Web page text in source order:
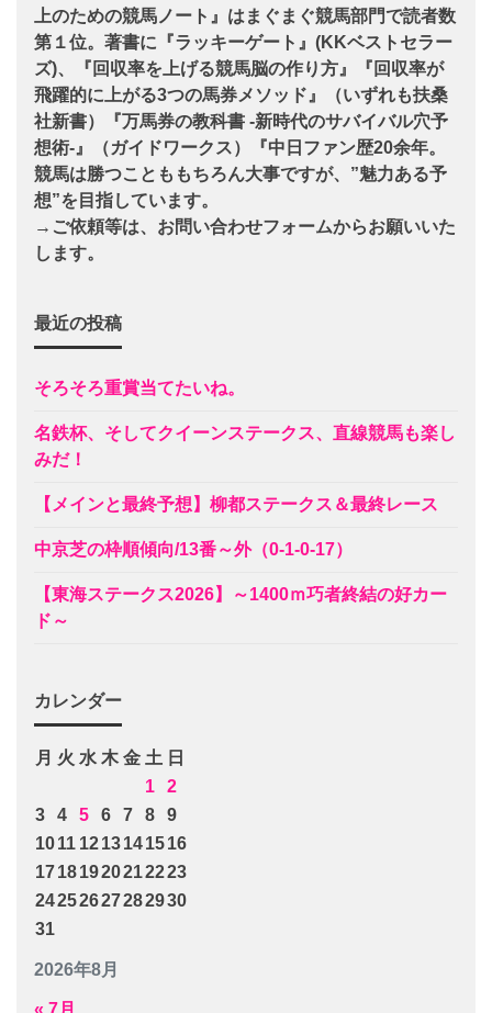
上のための競馬ノート』はまぐまぐ競馬部門で読者数
第１位。著書に『ラッキーゲート』(KKベストセラー
ズ)、『回収率を上げる競馬脳の作り方』『回収率が
飛躍的に上がる3つの馬券メソッド』（いずれも扶桑
社新書）『万馬券の教科書 -新時代のサバイバル穴予
想術-』（ガイドワークス）『中日ファン歴20余年。
競馬は勝つことももちろん大事ですが、”魅力ある予
想”を目指しています。
→ご依頼等は、お問い合わせフォームからお願いいた
します。
最近の投稿
そろそろ重賞当てたいね。
名鉄杯、そしてクイーンステークス、直線競馬も楽し
みだ！
【メインと最終予想】柳都ステークス＆最終レース
中京芝の枠順傾向/13番～外（0-1-0-17）
【東海ステークス2026】～1400ｍ巧者終結の好カー
ド～
カレンダー
2026年8月
月 火 水 木 金 土 日
1
2
3
4 5 6 7 8
9
1011 1213141516
17181920212223
24252627282930
31
« 7月